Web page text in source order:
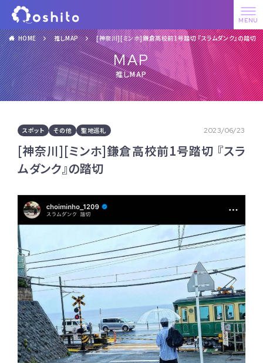
HOME 推しMAP [神奈川][ミンホ]鎌倉高校前1号踏切 『スラムダンク』の踏切
MAP
推しMAP
スポット その他 聖地巡礼 2023/06/23
[神奈川][ミンホ]鎌倉高校前1号踏切 『スラ
ムダンク』の踏切